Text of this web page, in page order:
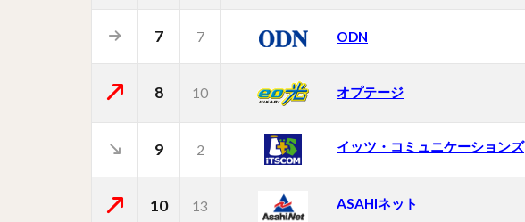
7 7 ODN
8 10 オプテージ
9 2 イッツ・コミュニケーションズ
10 13 ASAHIネット